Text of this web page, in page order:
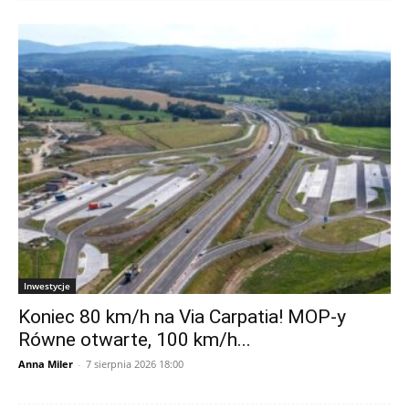
Inwestycje
Koniec 80 km/h na Via Carpatia! MOP-y
Równe otwarte, 100 km/h...
Anna Miler - 7 sierpnia 2026 18:00